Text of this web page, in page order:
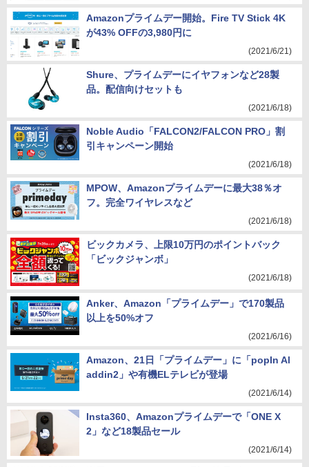
Amazonプライムデー開始。Fire TV Stick 4K
が43% OFFの3,980円に
(2021/6/21)
Shure、プライムデーにイヤフォンなど28製
品。配信向けセットも
(2021/6/18)
Noble Audio「FALCON2/FALCON PRO」割
引キャンペーン開始
(2021/6/18)
MPOW、Amazonプライムデーに最大38％オ
フ。完全ワイヤレスなど
(2021/6/18)
ビックカメラ、上限10万円のポイントバック
「ビックジャンボ」
(2021/6/18)
Anker、Amazon「プライムデー」で170製品
以上を50%オフ
(2021/6/16)
Amazon、21日「プライムデー」に「popIn Al
addin2」や有機ELテレビが登場
(2021/6/14)
Insta360、Amazonプライムデーで「ONE X
2」など18製品セール
(2021/6/14)